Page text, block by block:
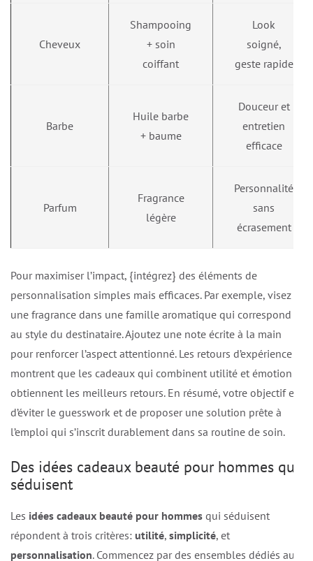
Cheveux
Shampooing
+ soin
coiffant
Look
soigné,
geste rapide
Barbe
Huile barbe
+ baume
Douceur et
entretien
efficace
Parfum
Fragrance
légère
Personnalité
sans
écrasement
Pour maximiser l’impact, {intégrez} des éléments de
personnalisation simples mais efficaces. Par exemple, visez
une fragrance dans une famille aromatique qui correspond
au style du destinataire. Ajoutez une note écrite à la main
pour renforcer l’aspect attentionné. Les retours d’expérience
montrent que les cadeaux qui combinent utilité et émotion
obtiennent les meilleurs retours. En résumé, votre objectif est
d’éviter le guesswork et de proposer une solution prête à
l’emploi qui s’inscrit durablement dans sa routine de soin.
Des idées cadeaux beauté pour hommes qui
séduisent
Les idées cadeaux beauté pour hommes qui séduisent
répondent à trois critères: utilité, simplicité, et
personnalisation. Commencez par des ensembles dédiés au